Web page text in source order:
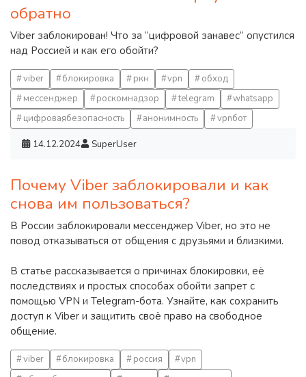
обратно
Viber заблокирован! Что за “цифровой занавес” опустился
над Россией и как его обойти?
viber блокировка ркн vpn
обход
мессенджер
роскомнадзор telegram
whatsapp
цифроваябезопасность
анонимность vpnбот
14.12.2024 SuperUser
Почему Viber заблокировали и как
снова им пользоваться?
В России заблокировали мессенджер Viber, но это не
повод отказываться от общения с друзьями и близкими.
В статье рассказывается о причинах блокировки, её
последствиях и простых способах обойти запрет с
помощью VPN и Telegram-бота. Узнайте, как сохранить
доступ к Viber и защитить своё право на свободное
общение.
viber блокировка россия
vpn